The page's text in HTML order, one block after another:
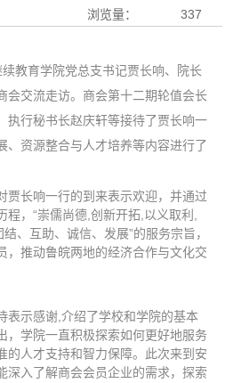
浏览量： 337
教育学院党总支书记贾长响、院长
会交流走访。商会第十二期轮值会长
执行秘书长赵庆轩等接待了贾长响一
、资源整合与人才培养等内容进行了
贾长响一行的到来表示欢迎，并通过
，“崇儒尚德,创新开拓,以义取利,
、互助、诚信、发展”的服务宗旨，
，推动鲁皖两地的经济合作与文化交
表示感谢,介绍了学校和学院的基本
，学院一直积极探索如何更好地服务
的人才支持和智力保障。此次来到安
深入了解商会会员企业的需求，探索